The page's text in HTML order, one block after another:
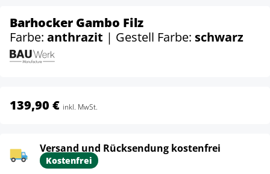
Barhocker Gambo Filz
Farbe: anthrazit | Gestell Farbe: schwarz
139,90 € inkl. MwSt.
Versand und Rücksendung kostenfrei
Kostenfrei